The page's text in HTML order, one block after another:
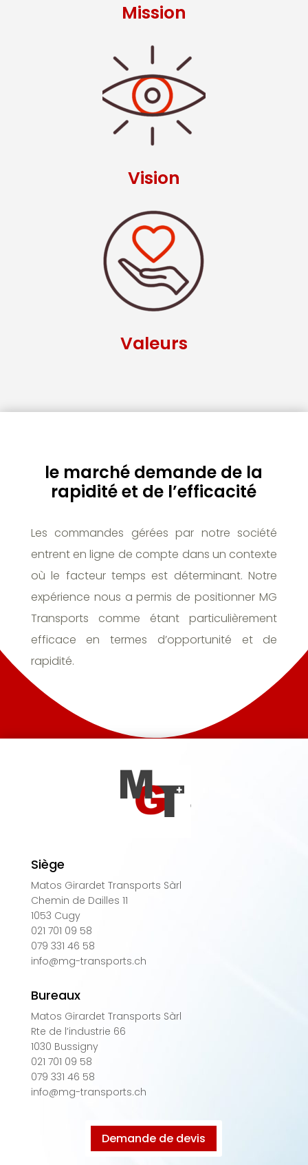
Mission
Vision
Valeurs
le marché demande de la
rapidité et de l’efficacité
Les commandes gérées par notre société
entrent en ligne de compte dans un contexte
où le facteur temps est déterminant. Notre
expérience nous a permis de positionner MG
Transports comme étant particulièrement
efficace en termes d’opportunité et de
rapidité.
Siège
Matos Girardet Transports Sàrl
Chemin de Dailles 11
1053 Cugy
021 701 09 58
079 331 46 58
info@mg-transports.ch
Bureaux
Matos Girardet Transports Sàrl
Rte de l’industrie 66
1030 Bussigny
021 701 09 58
079 331 46 58
info@mg-transports.ch
Demande de devis